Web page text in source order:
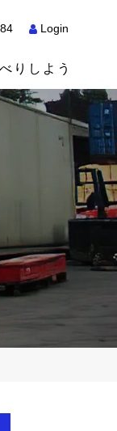
Login
りしよう